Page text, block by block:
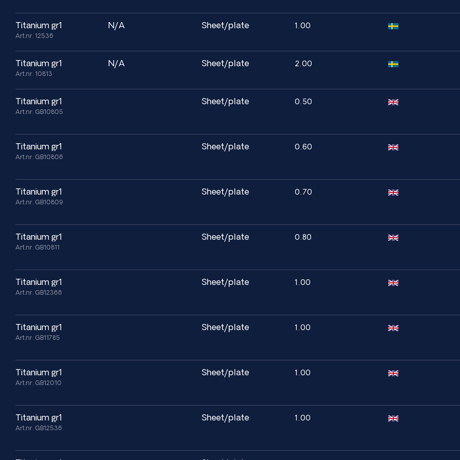
titanium gr1
Art.nr. 12536
N/A Sheet/plate 1.00
titanium gr1
Art.nr. 10813
N/A Sheet/plate 2.00
titanium gr1
Art.nr. GB10805
Sheet/plate 0.50
titanium gr1
Art.nr. GB10806
Sheet/plate 0.60
titanium gr1
Art.nr. GB10809
Sheet/plate 0.70
titanium gr1
Art.nr. GB10811
Sheet/plate 0.80
titanium gr1
Art.nr. GB12366
Sheet/plate 1.00
titanium gr1
Art.nr. GB11785
Sheet/plate 1.00
titanium gr1
Art.nr. GB12010
Sheet/plate 1.00
titanium gr1
Art.nr. GB12536
Sheet/plate 1.00